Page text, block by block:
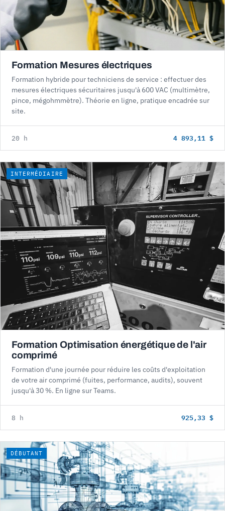
Formation Mesures électriques
Formation hybride pour techniciens de service : effectuer des
mesures électriques sécuritaires jusqu'à 600 VAC (multimètre,
pince, mégohmmètre). Théorie en ligne, pratique encadrée sur
site.
20 h 4 893,11 $
INTERMÉDIAIRE
Formation Optimisation énergétique de l'air
comprimé
Formation d'une journée pour réduire les coûts d'exploitation
de votre air comprimé (fuites, performance, audits), souvent
jusqu'à 30 %. En ligne sur Teams.
8 h 925,33 $
DÉBUTANT